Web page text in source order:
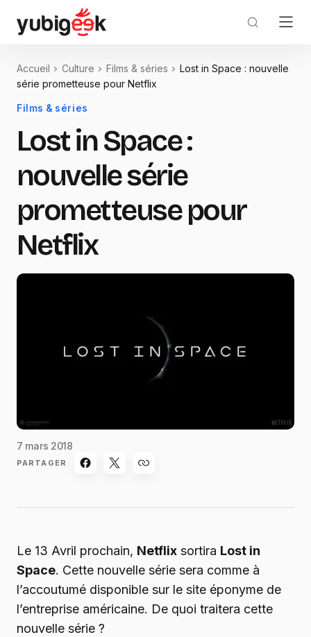
Accueil Culture Films & séries
Lost in Space : nouvelle
série prometteuse pour Netflix
Films & séries
Lost in Space :
nouvelle série
prometteuse pour
Netflix
7 mars 2018
PARTAGER
Le 13 Avril prochain, Netflix sortira Lost in
Space. Cette nouvelle série sera comme à
l’accoutumé disponible sur le site éponyme de
l’entreprise américaine. De quoi traitera cette
nouvelle série ?